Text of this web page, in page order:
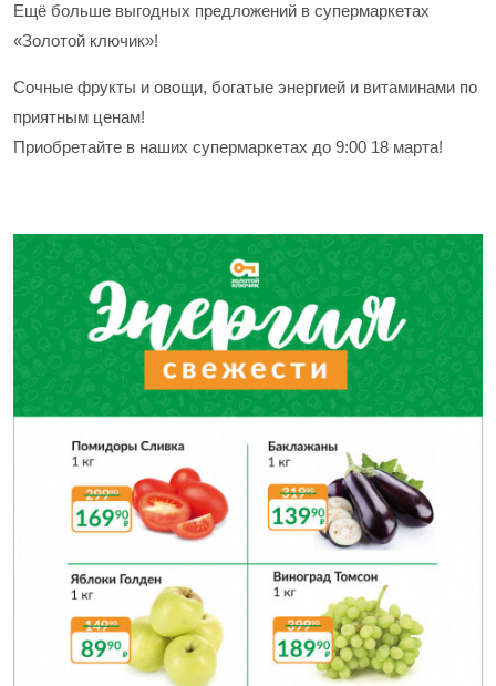
Ещё больше выгодных предложений в супермаркетах
«Золотой ключик»!
Сочные фрукты и овощи, богатые энергией и витаминами по
приятным ценам!
Приобретайте в наших супермаркетах до 9:00 18 марта!